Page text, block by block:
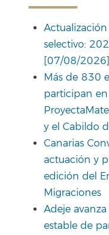
selectivo:
[07/08/2026]
Más de 830
participan
y el Cabildo
Canarias
actuación y
edición del
Migraciones
Adeje
estable de